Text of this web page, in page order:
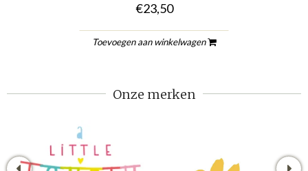
€23,50
Toevoegen aan winkelwagen
Onze merken